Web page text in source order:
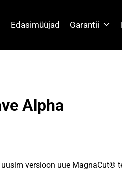
Edasimüüjad Garantii
Alpha
versioon uue MagnaCut®